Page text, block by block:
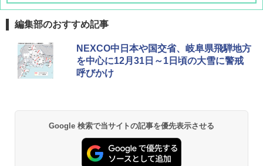
BUNDOK(バンドック)ソロ ドーム 1 EX BDK
-08EX カーキ ソロキャンプ ポリエステル フ
レーム テント
026リニューアル 急速冷凍 空間倍増 衛生的
コンパクト 保冷力長持ち
￥2,980
編集部のおすすめ記事
NEXCO中日本や国交省、岐阜県飛騨地方
を中心に12月31日～1日頃の大雪に警戒
呼びかけ
Google 検索で当サイトの記事を優先表示させる